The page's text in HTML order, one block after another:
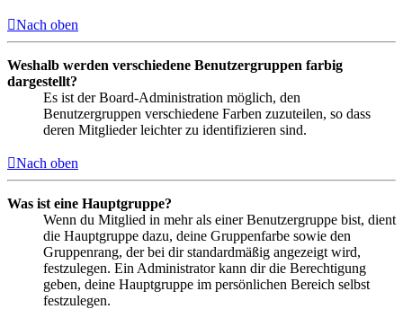
Nach oben
Weshalb werden verschiedene Benutzergruppen farbig
dargestellt?
Es ist der Board-Administration möglich, den
Benutzergruppen verschiedene Farben zuzuteilen, so dass
deren Mitglieder leichter zu identifizieren sind.
Nach oben
Was ist eine Hauptgruppe?
Wenn du Mitglied in mehr als einer Benutzergruppe bist, dient
die Hauptgruppe dazu, deine Gruppenfarbe sowie den
Gruppenrang, der bei dir standardmäßig angezeigt wird,
festzulegen. Ein Administrator kann dir die Berechtigung
geben, deine Hauptgruppe im persönlichen Bereich selbst
festzulegen.